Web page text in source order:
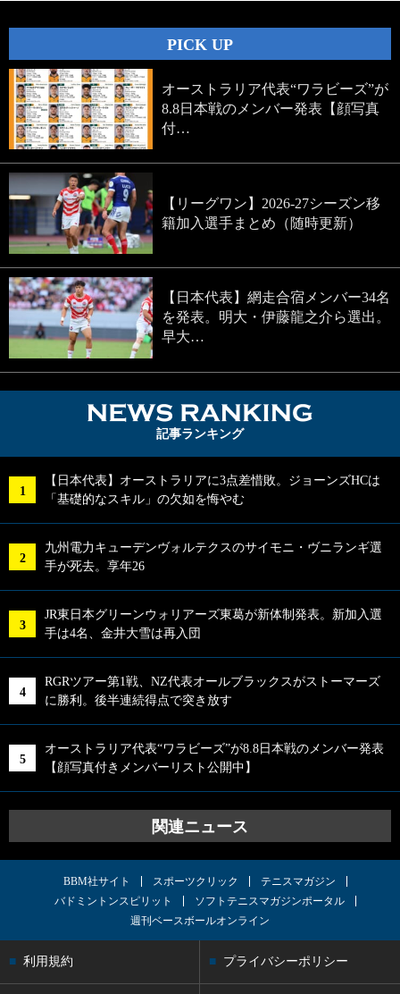
PICK UP
オーストラリア代表“ワラビーズ”が
8.8日本戦のメンバー発表【顔写真
付…
【リーグワン】2026-27シーズン移
籍加入選手まとめ（随時更新）
【日本代表】網走合宿メンバー34名
を発表。明大・伊藤龍之介ら選出。
早大…
記事ランキング
【日本代表】オーストラリアに3点差惜敗。ジョーンズHCは
「基礎的なスキル」の欠如を悔やむ
九州電力キューデンヴォルテクスのサイモニ・ヴニランギ選
手が死去。享年26
JR東日本グリーンウォリアーズ東葛が新体制発表。新加入選
手は4名、金井大雪は再入団
RGRツアー第1戦、NZ代表オールブラックスがストーマーズ
に勝利。後半連続得点で突き放す
オーストラリア代表“ワラビーズ”が8.8日本戦のメンバー発表
【顔写真付きメンバーリスト公開中】
関連ニュース
BBM社サイト スポーツクリック
テニスマガジン
バドミントンスピリット
ソフトテニスマガジンポータル
週刊ベースボールオンライン
利用規約 プライバシーポリシー